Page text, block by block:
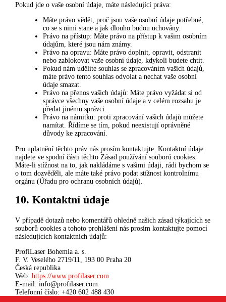
Pokud jde o vaše osobní údaje, máte následující práva:
Máte právo vědět, proč jsou vaše osobní údaje potřebné,
co se s nimi stane a jak dlouho budou uchovány.
Právo na přístup: Máte právo na přístup k vašim osobním
údajům, které jsou nám známy.
Právo na opravu: Máte právo doplnit, opravit, odstranit
nebo zablokovat vaše osobní údaje, kdykoli budete chtít.
Pokud nám udělíte souhlas se zpracováním vašich údajů,
máte právo tento souhlas odvolat a nechat vaše osobní
údaje smazat.
Právo na přenos vašich údajů: Máte právo vyžádat si od
správce všechny vaše osobní údaje a v celém rozsahu je
předat jinému správci.
Právo na námitku: proti zpracování vašich údajů můžete
namítat. Řídíme se tím, pokud neexistují oprávněné
důvody ke zpracování.
Pro uplatnění těchto práv nás prosím kontaktujte. Kontaktní údaje
najdete ve spodní části těchto Zásad používání souborů cookies.
Máte-li stížnost na to, jak nakládáme s vašimi údaji, rádi bychom se
o tom dozvěděli, ale máte také právo podat stížnost kontrolnímu
orgánu (Úřadu pro ochranu osobních údajů).
10. Kontaktní údaje
V případě dotazů nebo komentářů ohledně našich zásad týkajících se
souborů cookies a tohoto prohlášení nás prosím kontaktujte pomocí
následujících kontaktních údajů:
ProfiLaser Bohemia a. s.
F. V. Veselého 2719/11, 193 00 Praha 20
Česká republika
Web: https://www.profilaser.com
E-mail: info@profilaser.com
Telefonní číslo: +420 602 488 430